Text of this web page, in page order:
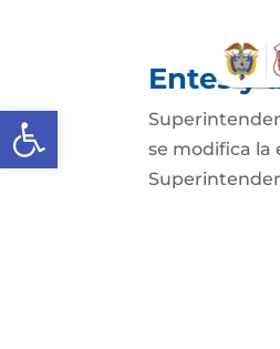
Abrir barra de herramientas
Entes y
se modifica la